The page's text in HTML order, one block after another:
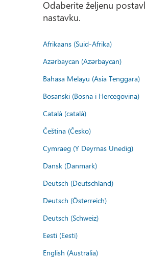
Odaberite željenu
nastavku.
Afrikaans (Suid-Afrika)
Azərbaycan (Azərbaycan)
Bahasa Melayu (Asia Tenggara)
Bosanski (Bosna i Hercegovina)
Català (català)
Čeština (Česko)
Cymraeg (Y Deyrnas Unedig)
Dansk (Danmark)
Deutsch (Deutschland)
Deutsch (Österreich)
Deutsch (Schweiz)
Eesti (Eesti)
English (Australia)